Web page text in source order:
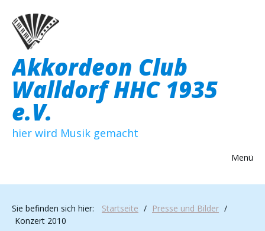
Akkordeon Club
Walldorf HHC 1935
e.V.
hier wird Musik gemacht
Menü
Sie befinden sich hier: Startseite / Presse und Bilder /
Konzert 2010